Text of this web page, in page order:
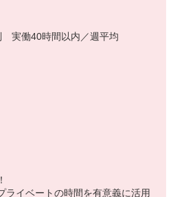
実働40時間以内／週平均
ライベートの時間を有意義に活用